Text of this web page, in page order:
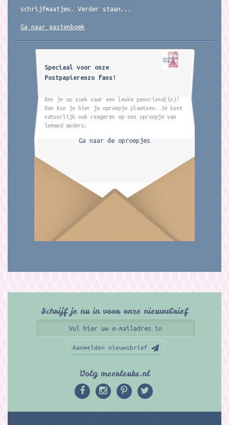
schrijfmaatjes. Verder staan...
Ga naar gastenboek
Speciaal voor onze
Postpapierenzo fans!
Ben je op zoek naar een leuke penvriend(in)?
Dan kun je hier je oproepje plaatsen. Je kunt
natuurlijk ook reageren op een oproepje van
iemand anders.
Ga naar de oproepjes
Schrijf je nu in voor onze nieuwsbrief
Aanmelden nieuwsbrief
Volg meerleuks.nl